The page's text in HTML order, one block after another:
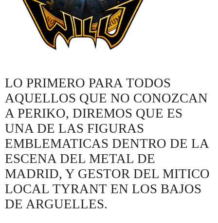
LO PRIMERO PARA TODOS
AQUELLOS QUE NO CONOZCAN
A PERIKO, DIREMOS QUE ES
UNA DE LAS FIGURAS
EMBLEMATICAS DENTRO DE LA
ESCENA DEL METAL DE
MADRID, Y GESTOR DEL MITICO
LOCAL TYRANT EN LOS BAJOS
DE ARGUELLES.